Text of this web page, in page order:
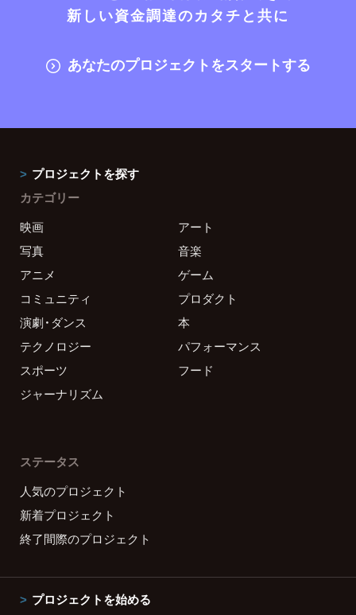
新しい資金調達のカタチと共に
あなたのプロジェクトをスタートする
プロジェクトを探す
カテゴリー
映画
アート
写真
音楽
アニメ
ゲーム
コミュニティ
プロダクト
演劇・ダンス
本
テクノロジー
パフォーマンス
スポーツ
フード
ジャーナリズム
ステータス
人気のプロジェクト
新着プロジェクト
終了間際のプロジェクト
プロジェクトを始める